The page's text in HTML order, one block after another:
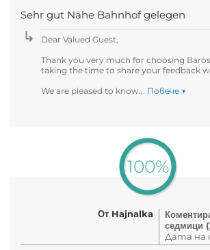
Sehr gut Nähe Bahnhof gelegen
Dear Valued Guest,
Thank you very much for choosing
taking the time to share your feedback
We are pleased to know... Повече ▼
100%
От Hajnalka
седмици
Дата на